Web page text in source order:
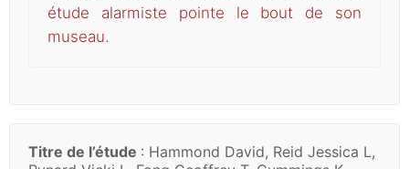
étude alarmiste pointe le bout de son
museau.
Titre de l’étude : Hammond David, Reid Jessica L,